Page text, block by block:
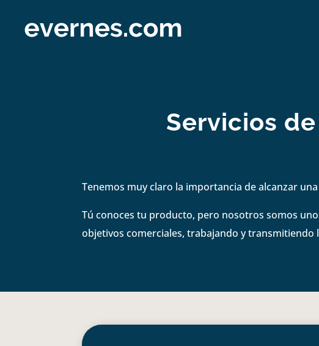
Servicios
Tenemos muy claro la importancia de alcanzar
Tú conoces tu producto, pero nosotros somos
objetivos comerciales, trabajando y